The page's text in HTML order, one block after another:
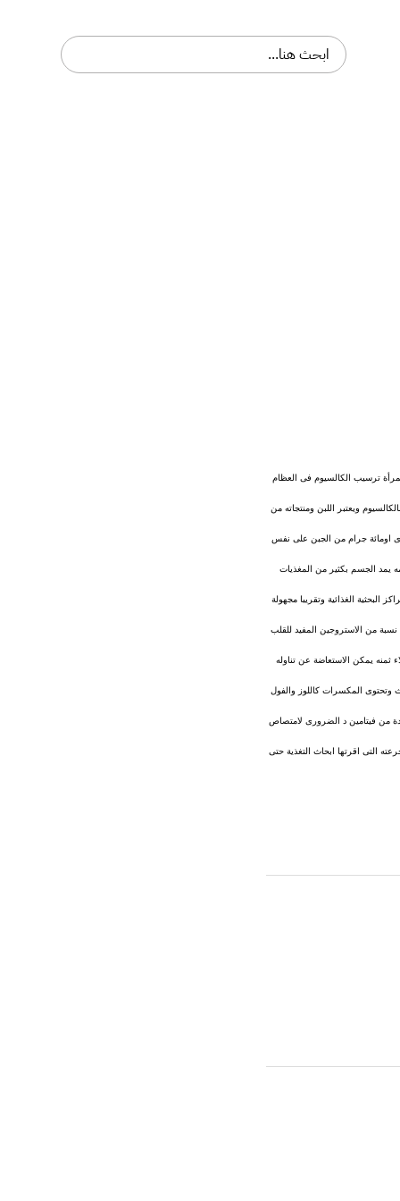
ترسيب الكالسيوم فى العظام
ويعتبر اللبن ومنتجاته من
ملجرام من الكالسيوم و يحتوى كوب الزبادى اومائة جرام من الجبن على نفس
الى 1200ملجرام ..كما ان تناول السردين بعظامه يمد الجسم بكثير من المغذيات
المعروف قيمتها فى المراكز البحثية الغذائية وتقريبا مجهولة
861 ملجم من الكالسيوم بالاضافة الى ان بها نسبة من الاستروجين المفيد للقلب
ثمنه يمكن الاستعاضة عن تناوله
وتحتوى المكسرات كاللوز والفول
من فيتامين د الضرورى لامتصاص
التى اقرتها ابحاث التغذية حتى